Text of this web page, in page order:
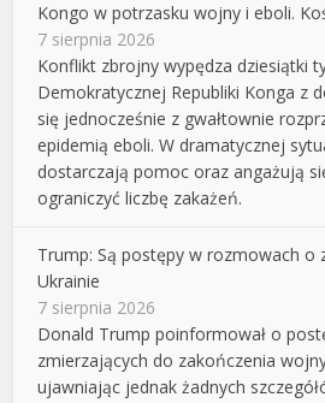
Kongo w potrzasku wojny i eboli.
7 sierpnia 2026
Konflikt zbrojny wypędza dziesiątki
Demokratycznej Republiki Konga z
się jednocześnie z gwałtownie
epidemią eboli. W dramatycznej
dostarczają pomoc oraz angażują
ograniczyć liczbę zakażeń.
Trump: Są postępy w rozmowach o
Ukrainie
7 sierpnia 2026
Donald Trump poinformował o
zmierzających do zakończenia
ujawniając jednak żadnych